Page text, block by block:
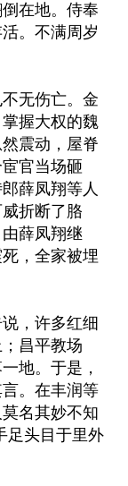
在地。侍奉
。不满周岁
无伤亡。金
握大权的魏
震动，屋脊
官当场砸
薛凤翔等人
折断了胳
薛凤翔继
，全家被埋
，许多红细
昌平教场
地。于是，
。在丰润等
名其妙不知
足头目于里外